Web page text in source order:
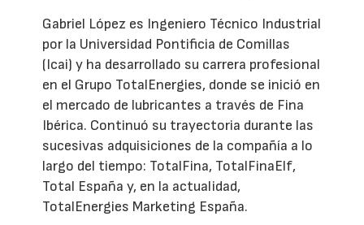
Gabriel López es Ingeniero Técnico Industrial
por la Universidad Pontificia de Comillas
(Icai) y ha desarrollado su carrera profesional
en el Grupo TotalEnergies, donde se inició en
el mercado de lubricantes a través de Fina
Ibérica. Continuó su trayectoria durante las
sucesivas adquisiciones de la compañía a lo
largo del tiempo: TotalFina, TotalFinaElf,
Total España y, en la actualidad,
TotalEnergies Marketing España.